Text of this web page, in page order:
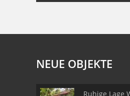
NEUE OBJEKTE
Ruhige Lage